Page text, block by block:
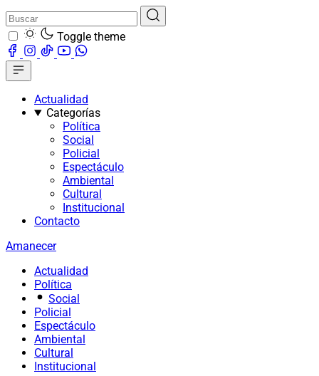
Toggle theme
Actualidad
Categorías
Política
Social
Policial
Espectáculo
Ambiental
Cultural
Institucional
Contacto
Amanecer
Actualidad
Política
Social
Policial
Espectáculo
Ambiental
Cultural
Institucional